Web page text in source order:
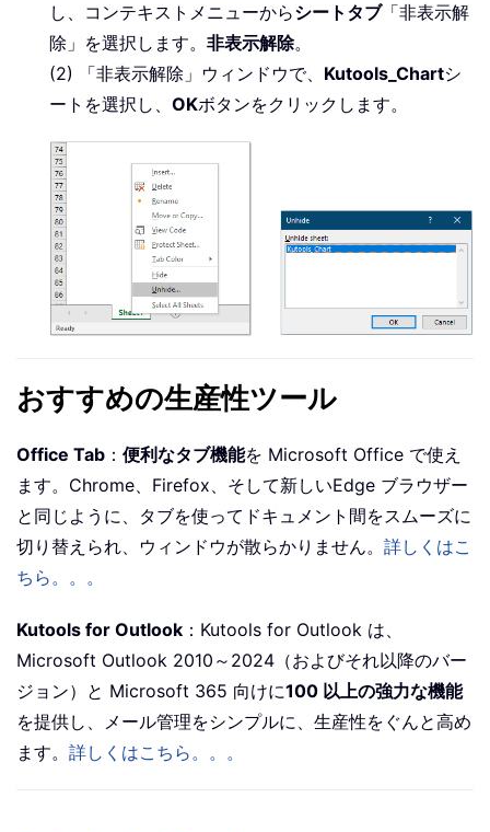
し、コンテキストメニューからシートタブ「非表示解
除」を選択します。 非表示解除。
(2) 「非表示解除」ウィンドウで、 Kutools_Chartシ
ートを選択し、 OKボタンをクリックします。
おすすめの生産性ツール
Office Tab ： 便利なタブ機能を Microsoft Office で使え
ます。Chrome、Firefox、そして新しいEdge ブラウザー
と同じように、タブを使ってドキュメント間をスムーズに
切り替えられ、ウィンドウが散らかりません。 詳しくはこ
ちら。。。
Kutools for Outlook ：Kutools for Outlook は、
Microsoft Outlook 2010～2024（およびそれ以降のバー
ジョン）と Microsoft 365 向けに100 以上の強力な機能
を提供し、メール管理をシンプルに、生産性をぐんと高め
ます。 詳しくはこちら。。。